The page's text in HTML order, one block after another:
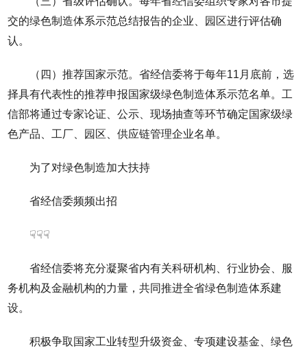
交的绿色制造体系示范总结报告的企业、园区进行评估确
认。
（四）推荐国家示范。省经信委将于每年11月底前，选
择具有代表性的推荐申报国家级绿色制造体系示范名单。工
信部将通过专家论证、公示、现场抽查等环节确定国家级绿
色产品、工厂、园区、供应链管理企业名单。
为了对绿色制造加大扶持
省经信委频频出招
☟☟☟
省经信委将充分凝聚省内有关科研机构、行业协会、服
务机构及金融机构的力量，共同推进全省绿色制造体系建
设。
积极争取国家工业转型升级资金、专项建设基金、绿色